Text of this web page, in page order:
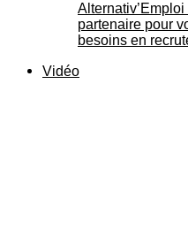
partenaire pour
besoins en
Vidéo